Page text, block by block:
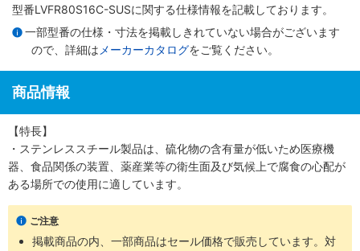
型番LVFR80S16C-SUSに関する仕様情報を記載しております。
一部型番の仕様・寸法を掲載しきれていない場合がございます
ので、詳細は メーカーカタログをご覧ください。
商品情報
【特長】
・ステンレススチール製品は、硫化物の含有量が低いため医療機
器、食品関係の装置、薬産業等の衛生面及び気候上で腐食の心配が
ある場所での使用に適しています。
ご注意
掲載商品の内、一部商品はセール価格で販売しています。対